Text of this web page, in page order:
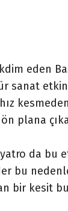
eden
sanat
plana
da bu
bu
bir kesit